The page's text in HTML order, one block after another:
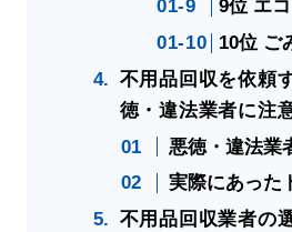
9位 エ
10位 ご
不用品回収を依頼
徳・違法業者に注
悪徳・違法業
実際にあった
不用品回収業者の